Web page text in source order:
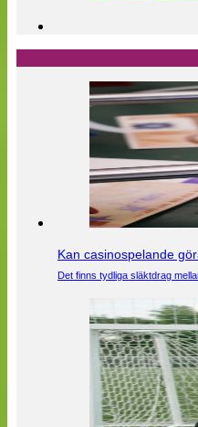
Kan casinospelande
Det finns tydliga släktdrag